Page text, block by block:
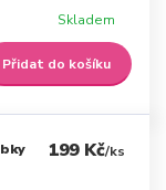
Skladem
Přidat do košíku
199 Kč/ks